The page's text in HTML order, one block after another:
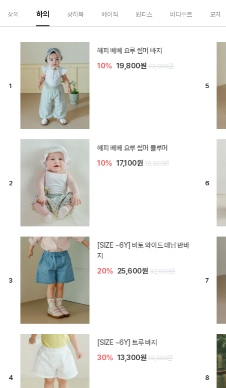
상의 하의 상하복 베이직 원피스 바디수트 모자
[SIZE ~6Y] 델린 린넨 바지
10% 21,600원 24,000원
듀이 아기 바지
10% 17,100원 19,000원
[SIZE ~6Y] 라핀 카프리 팬츠
30%
엘로디 니트 아기 바지
20% 16,000원 20,000원